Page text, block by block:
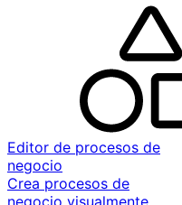
Editor de procesos de
negocio
Crea procesos de
negocio visualmente